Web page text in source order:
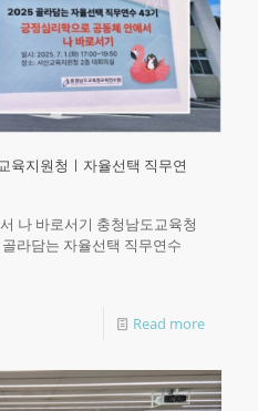
육지원청ㅣ자율선택 직무연
나 바로서기 충청남도교육청
라담는 자율선택 직무연수
Read more